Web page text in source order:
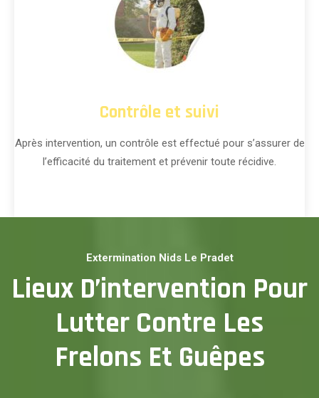
Contrôle et suivi
Après intervention, un contrôle est effectué pour s’assurer de
l’efficacité du traitement et prévenir toute récidive.
Extermination Nids Le Pradet
Lieux D’intervention Pour
Lutter Contre Les
Frelons Et Guêpes